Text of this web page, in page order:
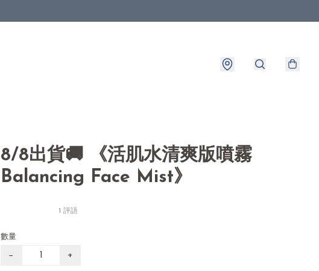
8/8出貨🚚 《活肌水清爽版噴霧
Balancing Face Mist》
1 評語
數量
− +